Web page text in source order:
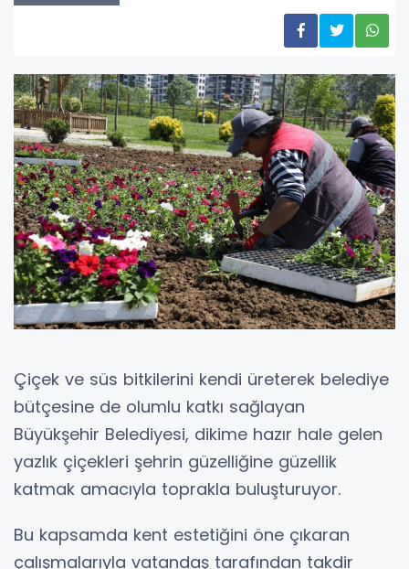
Çiçek ve süs bitkilerini kendi üreterek belediye
bütçesine de olumlu katkı sağlayan
Büyükşehir Belediyesi, dikime hazır hale gelen
yazlık çiçekleri şehrin güzelliğine güzellik
katmak amacıyla toprakla buluşturuyor.
Bu kapsamda kent estetiğini öne çıkaran
çalışmalarıyla vatandaş tarafından takdir